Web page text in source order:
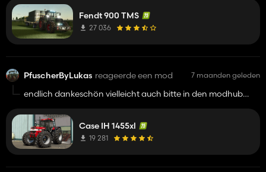
hat .. danke schön war im 22-19 auch so
Fendt 900 TMS
27 036
PfuscherByLukas reageerde een mod 7 maanden geleden
endlich dankeschön vielleicht auch bitte in den modhub
Case IH 1455xl
19 281